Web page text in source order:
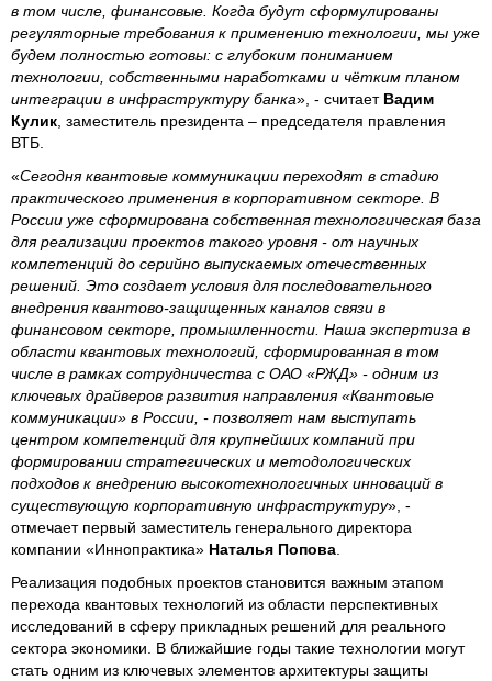
в том числе, финансовые. Когда будут сформулированы
регуляторные требования к применению технологии, мы уже
будем полностью готовы: с глубоким пониманием
технологии, собственными наработками и чётким планом
интеграции в инфраструктуру банка», - считает Вадим
Кулик , заместитель президента – председателя правления
ВТБ.
«Сегодня квантовые коммуникации переходят в стадию
практического применения в корпоративном секторе. В
России уже сформирована собственная технологическая база
для реализации проектов такого уровня - от научных
компетенций до серийно выпускаемых отечественных
решений. Это создает условия для последовательного
внедрения квантово-защищенных каналов связи в
финансовом секторе, промышленности. Наша экспертиза в
области квантовых технологий, сформированная в том
числе в рамках сотрудничества с ОАО «РЖД» - одним из
ключевых драйверов развития направления «Квантовые
коммуникации» в России, - позволяет нам выступать
центром компетенций для крупнейших компаний при
формировании стратегических и методологических
подходов к внедрению высокотехнологичных инноваций в
существующую корпоративную инфраструктуру», -
отмечает первый заместитель генерального директора
компании «Иннопрактика» Наталья Попова
Реализация подобных проектов становится важным этапом
перехода квантовых технологий из области перспективных
исследований в сферу прикладных решений для реального
сектора экономики. В ближайшие годы такие технологии могут
стать одним из ключевых элементов архитектуры защиты